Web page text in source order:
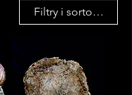
Filtry i sortowanie